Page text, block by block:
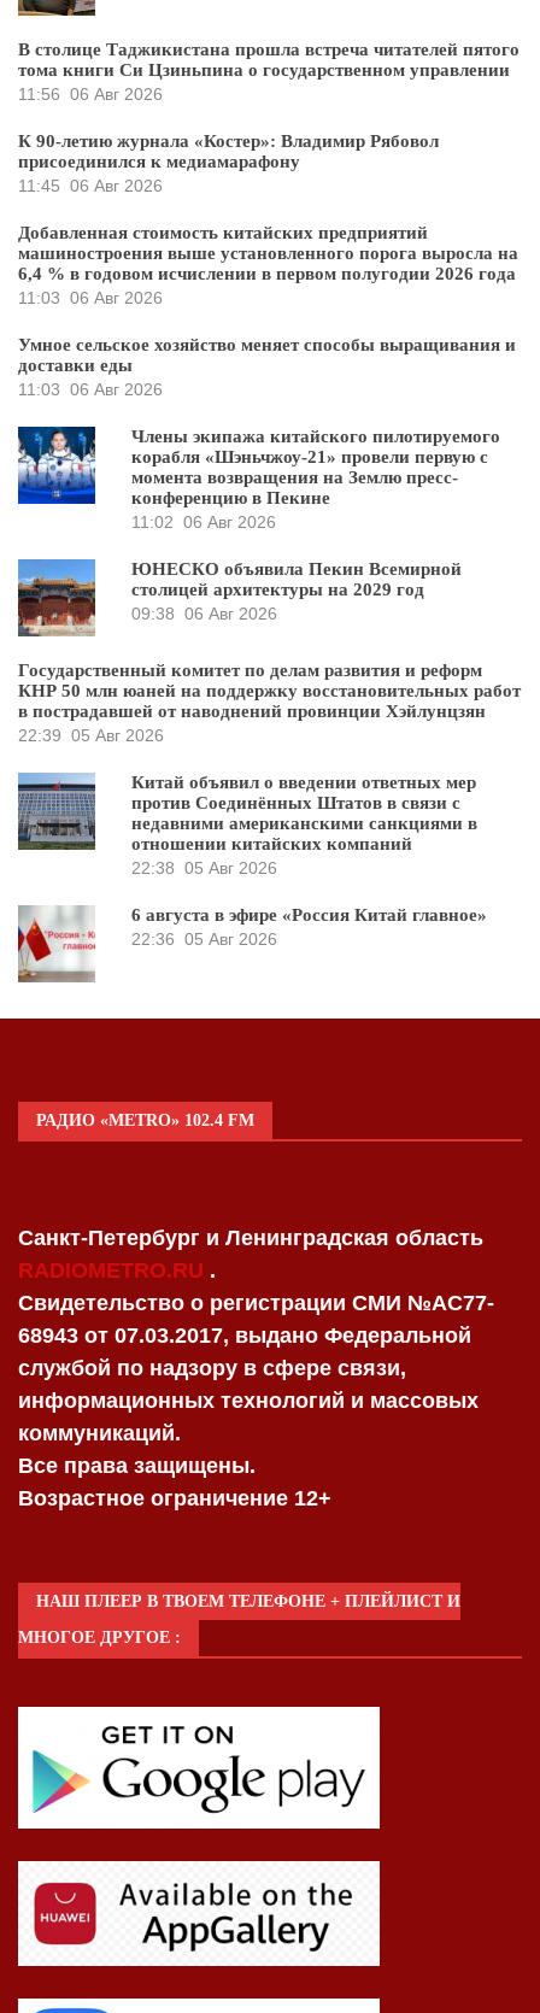
В столице Таджикистана прошла встреча читателей пятого
тома книги Си Цзиньпина о государственном управлении
11:56 06 Авг 2026
К 90-летию журнала «Костер»: Владимир Рябовол
присоединился к медиамарафону
11:45 06 Авг 2026
Добавленная стоимость китайских предприятий
машиностроения выше установленного порога выросла на
6,4 % в годовом исчислении в первом полугодии 2026 года
11:03 06 Авг 2026
Умное сельское хозяйство меняет способы выращивания и
доставки еды
11:03 06 Авг 2026
Члены экипажа китайского пилотируемого
корабля «Шэньчжоу-21» провели первую с
момента возвращения на Землю пресс-
конференцию в Пекине
11:02 06 Авг 2026
ЮНЕСКО объявила Пекин Всемирной
столицей архитектуры на 2029 год
09:38 06 Авг 2026
Государственный комитет по делам развития и реформ
КНР 50 млн юаней на поддержку восстановительных работ
в пострадавшей от наводнений провинции Хэйлунцзян
22:39 05 Авг 2026
Китай объявил о введении ответных мер
против Соединённых Штатов в связи с
недавними американскими санкциями в
отношении китайских компаний
22:38 05 Авг 2026
6 августа в эфире «Россия Китай главное»
22:36 05 Авг 2026
РАДИО «METRO» 102.4 FM
Санкт-Петербург и Ленинградская область
RADIOMETRO.RU .
Свидетельство о регистрации СМИ №AC77-
68943 от 07.03.2017, выдано Федеральной
службой по надзору в сфере связи,
информационных технологий и массовых
коммуникаций.
Все права защищены.
Возрастное ограничение 12+
НАШ ПЛЕЕР В ТВОЕМ ТЕЛЕФОНЕ + ПЛЕЙЛИСТ И
МНОГОЕ ДРУГОЕ :